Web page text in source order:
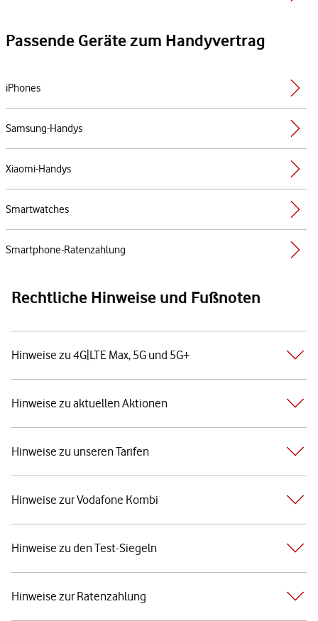
Passende Geräte zum Handyvertrag
iPhones
Samsung-Handys
Xiaomi-Handys
Smartwatches
Smartphone-Ratenzahlung
Rechtliche Hinweise und Fußnoten
Hinweise zu 4G|LTE Max, 5G und 5G+
Hinweise zu aktuellen Aktionen
Hinweise zu unseren Tarifen
Hinweise zur Vodafone Kombi
Hinweise zu den Test-Siegeln
Hinweise zur Ratenzahlung